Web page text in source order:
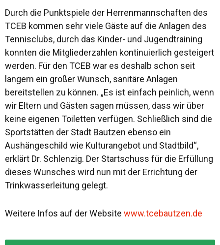
Durch die Punktspiele der Herrenmannschaften des
TCEB kommen sehr viele Gäste auf die Anlagen des
Tennisclubs, durch das Kinder- und Jugendtraining
konnten die Mitgliederzahlen kontinuierlich gesteigert
werden. Für den TCEB war es deshalb schon seit
langem ein großer Wunsch, sanitäre Anlagen
bereitstellen zu können. „Es ist einfach peinlich, wenn
wir Eltern und Gästen sagen müssen, dass wir über
keine eigenen Toiletten verfügen. Schließlich sind die
Sportstätten der Stadt Bautzen ebenso ein
Aushängeschild wie Kulturangebot und Stadtbild“,
erklärt Dr. Schlenzig. Der Startschuss für die Erfüllung
dieses Wunsches wird nun mit der Errichtung der
Trinkwasserleitung gelegt.
Weitere Infos auf der Website www.tcebautzen.de